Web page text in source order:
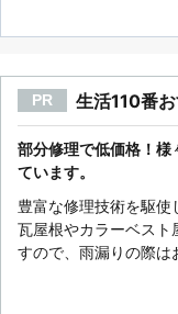
PR 生活110番
部分修理で低価格！様
ています。
豊富な修理技術を駆使
瓦屋根やカラーベスト
すので、雨漏りの際は